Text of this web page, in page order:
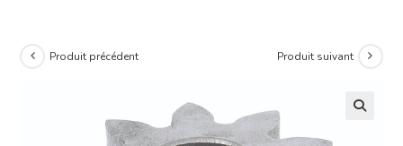
Produit précédent Produit suivant